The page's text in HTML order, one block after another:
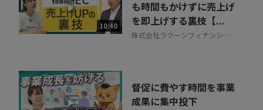
10:40
も時間もかけずに売上げ
を即上げする裏技【...
株式会社ラクーンフィナンシャ
督促に費やす時間を事業
成果に集中投下